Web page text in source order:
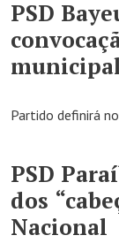
PSD
Partido definirá
PSD
dos
Nacional